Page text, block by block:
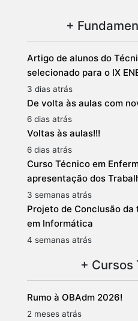
+
Artigo de alunos do
selecionado para o IX
3 dias atrás
De volta às aulas com
6 dias atrás
Voltas às aulas!!!
6 dias atrás
Curso Técnico em
apresentação dos
3 semanas atrás
Projeto de Conclusão
em Informática
4 semanas atrás
+ Cursos
Rumo à OBAdm 2026!
2 meses atrás